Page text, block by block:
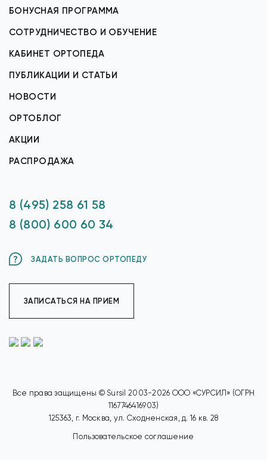
БОНУСНАЯ ПРОГРАММА
СОТРУДНИЧЕСТВО И ОБУЧЕНИЕ
КАБИНЕТ ОРТОПЕДА
ПУБЛИКАЦИИ И СТАТЬИ
НОВОСТИ
ОРТОБЛОГ
АКЦИИ
РАСПРОДАЖА
8 (495) 258 61 58
8 (800) 600 60 34
ЗАДАТЬ ВОПРОС ОРТОПЕДУ
ЗАПИСАТЬСЯ НА ПРИЕМ
Все права защищены © Sursil 2003-2026 ООО «СУРСИЛ» (ОГРН
1167746416903)
125363, г. Москва, ул. Сходненская, д. 16 кв. 28
Пользовательское соглашение